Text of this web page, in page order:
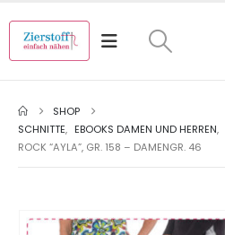
SHOP
SCHNITTE, EBOOKS DAMEN UND HERREN,
ROCK “AYLA”, GR. 158 – DAMENGR. 46